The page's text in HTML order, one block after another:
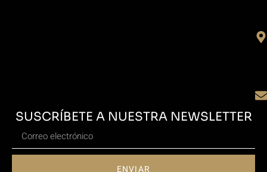
SUSCRÍBETE A NUESTRA NEWSLETTER
ENVIAR